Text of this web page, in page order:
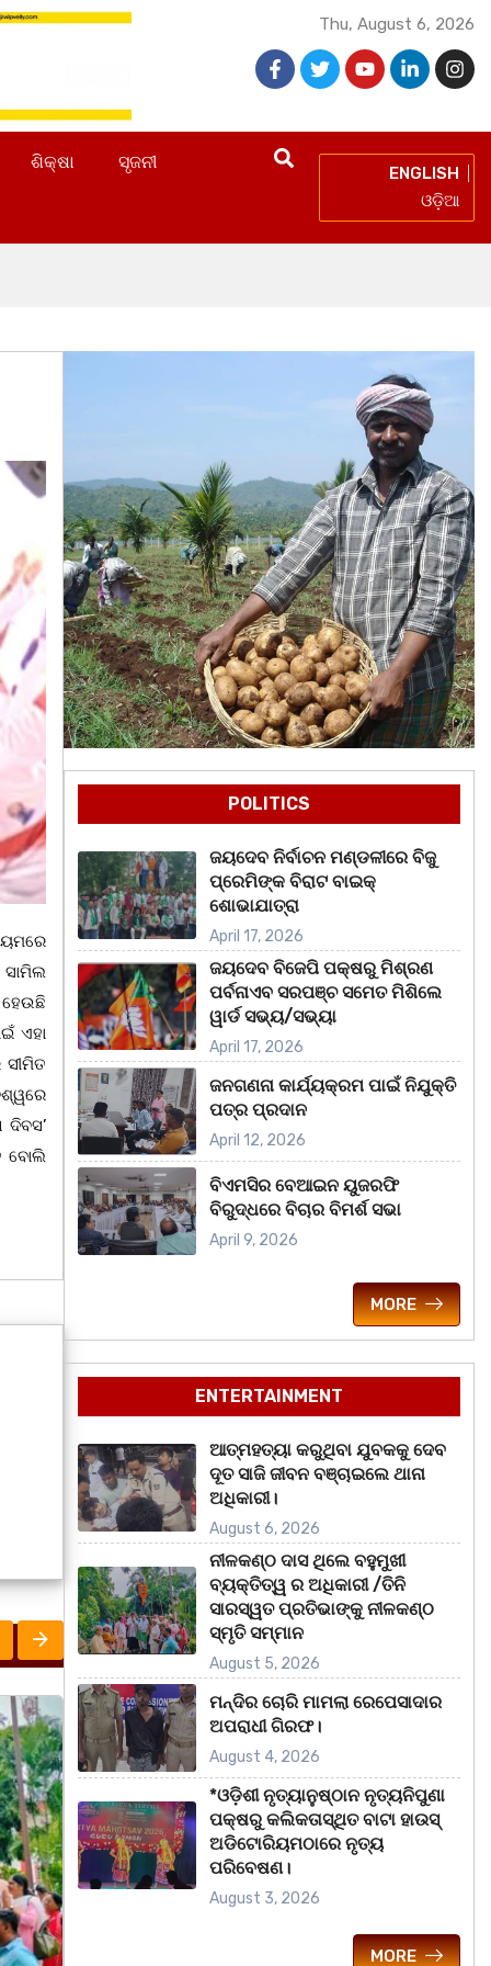
Thu, August 6, 2026
ଶିକ୍ଷା ସୃଜନୀ
ENGLISH
ଓଡ଼ିଆ
ସାମିଲ
ଏହା
ଦିବସ’
ବୋଲି
UNCATEGORIZED ମହାନଗର
POLITICS
ଜୟଦେବ ନିର୍ବାଚନ ମଣ୍ଡଳୀରେ ବିଜୁ
ପ୍ରେମିଙ୍କ ବିରାଟ ବାଇକ୍
ଶୋଭାଯାତ୍ରା
April 17, 2026
ଜୟଦେବ ବିଜେପି ପକ୍ଷରୁ ମିଶ୍ରଣ
ପର୍ବନାଏବ ସରପଞ୍ଚ ସମେତ ମିଶିଲେ
ୱାର୍ଡ ସଭ୍ୟ/ସଭ୍ୟା
April 17, 2026
ଜନଗଣନା କାର୍ଯ୍ୟକ୍ରମ ପାଇଁ ନିଯୁକ୍ତି
ପତ୍ର ପ୍ରଦାନ
April 12, 2026
ବିଏମସିର ବେଆଇନ ୟୁଜରଫି
ବିରୁଦ୍ଧରେ ବିଚାର ବିମର୍ଶ ସଭା
April 9, 2026
MORE
ENTERTAINMENT
ଆତ୍ମହତ୍ୟା କରୁଥିବା ଯୁବକକୁ ଦେବ
ଦୂତ ସାଜି ଜୀବନ ବଞ୍ଚାଇଲେ ଥାନା
ଅଧିକାରୀ।
August 6, 2026
ନୀଳକଣ୍ଠ ଦାସ ଥିଲେ ବହୁମୁଖୀ
ବ୍ୟକ୍ତିତ୍ୱ ର ଅଧିକାରୀ /ତିନି
ସାରସ୍ୱତ ପ୍ରତିଭାଙ୍କୁ ନୀଳକଣ୍ଠ
ସ୍ମୃତି ସମ୍ମାନ
August 5, 2026
ମନ୍ଦିର ଚୋରି ମାମଲା ରେପେସାଦାର
ଅପରାଧୀ ଗିରଫ।
August 4, 2026
*ଓଡ଼ିଶୀ ନୃତ୍ୟାନୁଷ୍ଠାନ ନୃତ୍ୟନିପୁଣା
ପକ୍ଷରୁ କଲିକତାସ୍ଥିତ ବାଟା ହାଉସ୍
ଅଡିଟୋରିୟମଠାରେ ନୃତ୍ୟ
ପରିବେଷଣ।
August 3, 2026
MORE